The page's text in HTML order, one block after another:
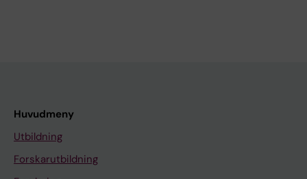
Huvudmeny
Utbildning
Forskarutbildning